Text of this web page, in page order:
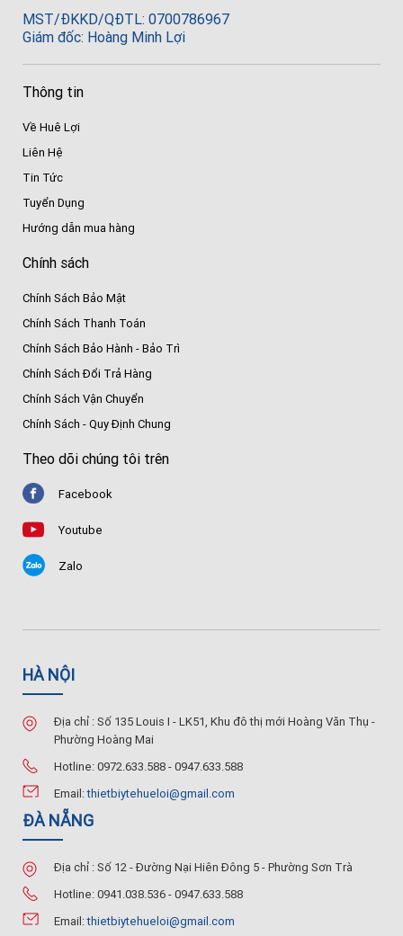
MST/ĐKKD/QĐTL: 0700786967
Giám đốc: Hoàng Minh Lợi
Thông tin
Về Huê Lợi
Liên Hệ
Tin Tức
Tuyển Dụng
Hướng dẫn mua hàng
Chính sách
Chính Sách Bảo Mật
Chính Sách Thanh Toán
Chính Sách Bảo Hành - Bảo Trì
Chính Sách Đổi Trả Hàng
Chính Sách Vận Chuyển
Chính Sách - Quy Định Chung
Theo dõi chúng tôi trên
Facebook
Youtube
Zalo
HÀ NỘI
Địa chỉ : Số 135 Louis I - LK51, Khu đô thị mới Hoàng Văn Thụ -
Phường Hoàng Mai
Hotline: 0972.633.588 - 0947.633.588
Email:thietbiytehueloi@gmail.com
ĐÀ NẴNG
Địa chỉ : Số 12 - Đường Nại Hiên Đông 5 - Phường Sơn Trà
Hotline: 0941.038.536 - 0947.633.588
Email:thietbiytehueloi@gmail.com